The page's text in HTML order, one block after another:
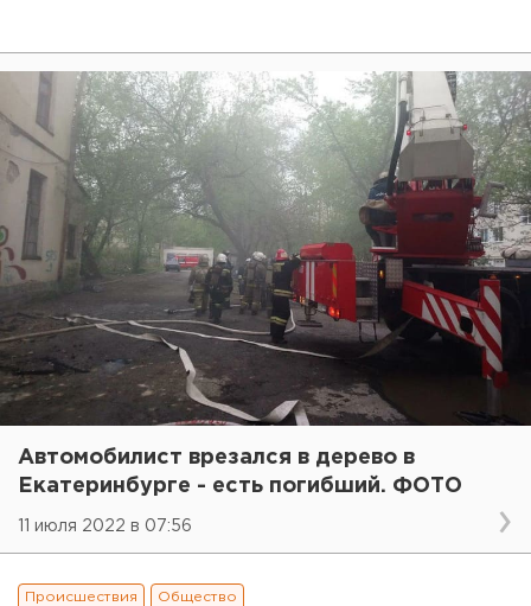
Автомобилист врезался в дерево в
Екатеринбурге - есть погибший. ФОТО
11 июля 2022 в 07:56
Происшествия Общество